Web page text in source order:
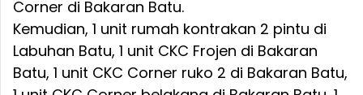
Corner di Bakaran Batu.
Kemudian, 1 unit rumah kontrakan 2 pintu di
Labuhan Batu, 1 unit CKC Frojen di Bakaran
Batu, 1 unit CKC Corner ruko 2 di Bakaran Batu,